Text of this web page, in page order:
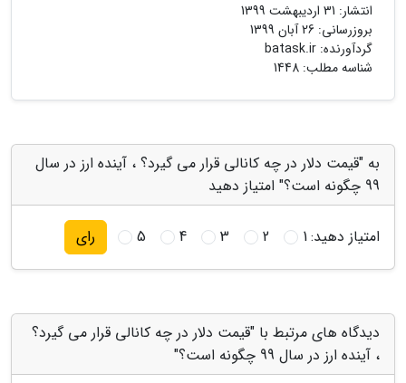
انتشار: 31 اردیبهشت 1399
بروزرسانی: 26 آبان 1399
گردآورنده: batask.ir
شناسه مطلب: 1448
به "قیمت دلار در چه کانالی قرار می گیرد؟ ، آینده ارز در سال
99 چگونه است؟" امتیاز دهید
امتیاز دهید:1
2
3
4
5 رای
دیدگاه های مرتبط با "قیمت دلار در چه کانالی قرار می گیرد؟
، آینده ارز در سال 99 چگونه است؟"